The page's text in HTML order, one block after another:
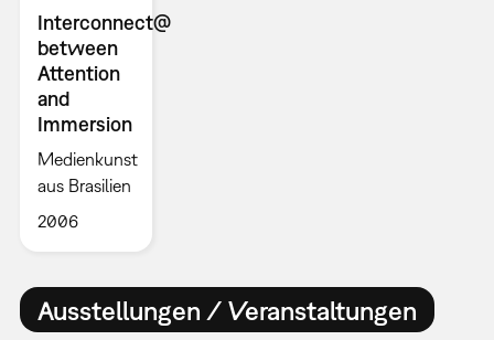
Interconnect@
between
Attention
and
Immersion
Medienkunst
aus Brasilien
2006
Ausstellungen / Veranstaltungen